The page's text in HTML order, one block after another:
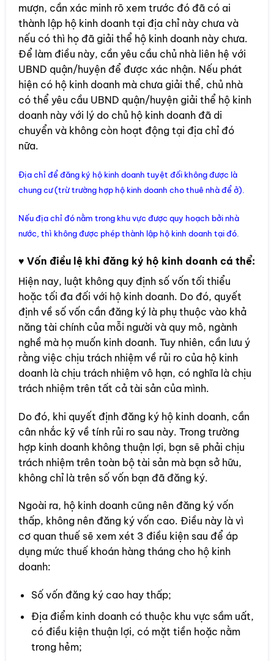
mượn, cần xác minh rõ xem trước đó đã có ai
thành lập hộ kinh doanh tại địa chỉ này chưa và
nếu có thì họ đã giải thể hộ kinh doanh này chưa.
Để làm điều này, cần yêu cầu chủ nhà liên hệ với
UBND quận/huyện để được xác nhận. Nếu phát
hiện có hộ kinh doanh mà chưa giải thể, chủ nhà
có thể yêu cầu UBND quận/huyện giải thể hộ kinh
doanh này với lý do chủ hộ kinh doanh đã di
chuyển và không còn hoạt động tại địa chỉ đó
nữa.
Địa chỉ để đăng ký hộ kinh doanh tuyệt đối không được là
chung cư (trừ trường hợp hộ kinh doanh cho thuê nhà để ở).
Nếu địa chỉ đó nằm trong khu vực được quy hoạch bởi nhà
nước, thì không được phép thành lập hộ kinh doanh tại đó.
♥ Vốn điều lệ khi đăng ký hộ kinh doanh cá thể:
Hiện nay, luật không quy định số vốn tối thiểu
hoặc tối đa đối với hộ kinh doanh. Do đó, quyết
định về số vốn cần đăng ký là phụ thuộc vào khả
năng tài chính của mỗi người và quy mô, ngành
nghề mà họ muốn kinh doanh. Tuy nhiên, cần lưu ý
rằng việc chịu trách nhiệm về rủi ro của hộ kinh
doanh là chịu trách nhiệm vô hạn, có nghĩa là chịu
trách nhiệm trên tất cả tài sản của mình.
Do đó, khi quyết định đăng ký hộ kinh doanh, cần
cân nhắc kỹ về tính rủi ro sau này. Trong trường
hợp kinh doanh không thuận lợi, bạn sẽ phải chịu
trách nhiệm trên toàn bộ tài sản mà bạn sở hữu,
không chỉ là trên số vốn bạn đã đăng ký.
Ngoài ra, hộ kinh doanh cũng nên đăng ký vốn
thấp, không nên đăng ký vốn cao. Điều này là vì
cơ quan thuế sẽ xem xét 3 điều kiện sau để áp
dụng mức thuế khoán hàng tháng cho hộ kinh
doanh:
Số vốn đăng ký cao hay thấp;
Địa điểm kinh doanh có thuộc khu vực sầm uất,
có điều kiện thuận lợi, có mặt tiền hoặc nằm
trong hẻm;